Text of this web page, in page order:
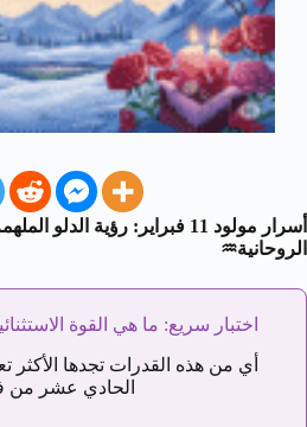
الروحانية♒️
اختبار سريع: ما هي القوة الاستثنائية
أي من هذه القدرات تجدها
الحادي عشر من